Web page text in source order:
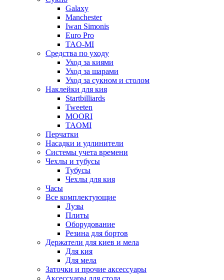
Galaxy
Manchester
Iwan Simonis
Euro Pro
TAO-MI
Средства по уходу
Уход за киями
Уход за шарами
Уход за сукном и столом
Наклейки для кия
Startbilliards
Tweeten
MOORI
TAOMI
Перчатки
Насадки и удлинители
Системы учета времени
Чехлы и тубусы
Тубусы
Чехлы для кия
Часы
Все комплектующие
Лузы
Плиты
Оборудование
Резина для бортов
Держатели для киев и мела
Для кия
Для мела
Заточки и прочие аксессуары
Аксессуары для стола